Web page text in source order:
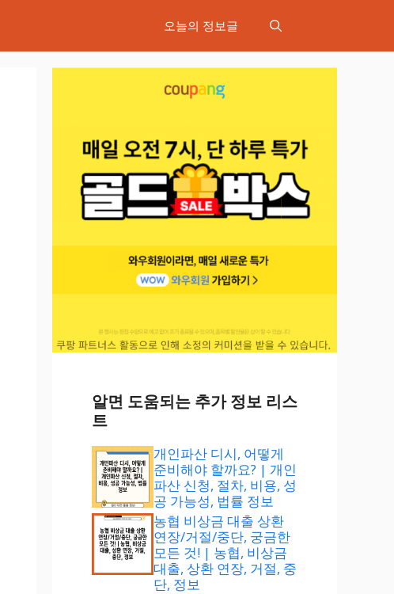
오늘의 정보글
알면 도움되는 추가 정보 리스
트
개인파산 디시, 어떻게
준비해야 할까요? | 개인
파산 신청, 절차, 비용, 성
공 가능성, 법률 정보
농협 비상금 대출 상환
연장/거절/중단, 궁금한
모든 것! | 농협, 비상금
대출, 상환 연장, 거절, 중
단, 정보